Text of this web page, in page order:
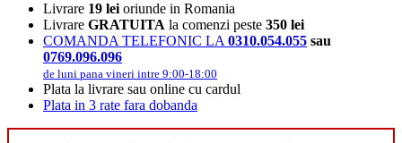
Livrare 19 lei oriunde in Romania
Livrare GRATUITA la comenzi peste 350 lei
COMANDA TELEFONIC LA 0310.054.055 sau
0769.096.096
de luni pana vineri intre 9:00-18:00
Plata la livrare sau online cu cardul
Plata in 3 rate fara dobanda